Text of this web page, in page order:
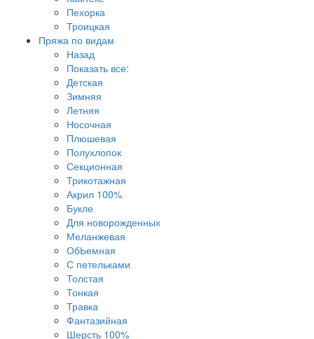
Пехорка
Троицкая
Пряжа по видам
Назад
Показать все:
Детская
Зимняя
Летняя
Носочная
Плюшевая
Полухлопок
Секционная
Трикотажная
Акрил 100%
Букле
Для новорожденных
Меланжевая
ОбЬемная
С петельками
Толстая
Тонкая
Травка
Фантазийная
Шерсть 100%